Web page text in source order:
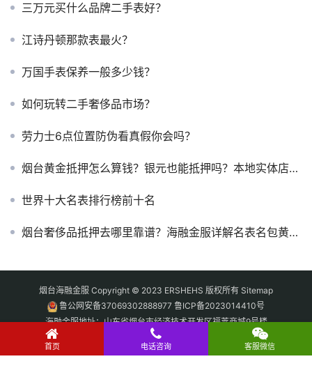
三万元买什么品牌二手表好？
江诗丹顿那款表最火？
万国手表保养一般多少钱？
如何玩转二手奢侈品市场？
劳力士6点位置防伪看真假你会吗？
烟台黄金抵押怎么算钱？银元也能抵押吗？本地实体店全解
世界十大名表排行榜前十名
烟台奢侈品抵押去哪里靠谱？海融金服详解名表名包黄金变现全流程
烟台海融金服 Copyright © 2023 ERSHEHS 版权所有 Sitemap
鲁公网安备37069302888977 鲁ICP备2023014410号
海融金服地址：山东省烟台市经济技术开发区福莱商城9号楼
烟台贷款融资撮合平台-海融更专业，提供贷款服务咨询、公积金信贷、企业贷
款、房产抵押贷款、汽车抵押贷款、黄金抵押贷款、无抵押信贷咨询、奢侈品
首页 电话咨询 客服微信